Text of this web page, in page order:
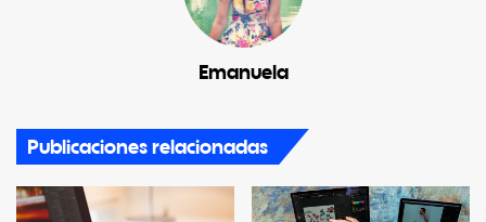
Emanuela
Publicaciones relacionadas